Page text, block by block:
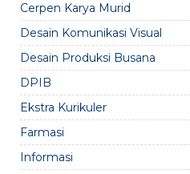
Cerpen Karya Murid
Desain Komunikasi Visual
Desain Produksi Busana
DPIB
Ekstra Kurikuler
Farmasi
Informasi